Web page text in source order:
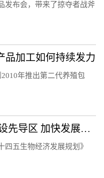
发布会，带来了掠夺者战斧
品加工如何持续发力
年推出第二代养殖包
成渝地区双城经济圈将建设先导区 加快发展生物经济
五生物经济发展规划》